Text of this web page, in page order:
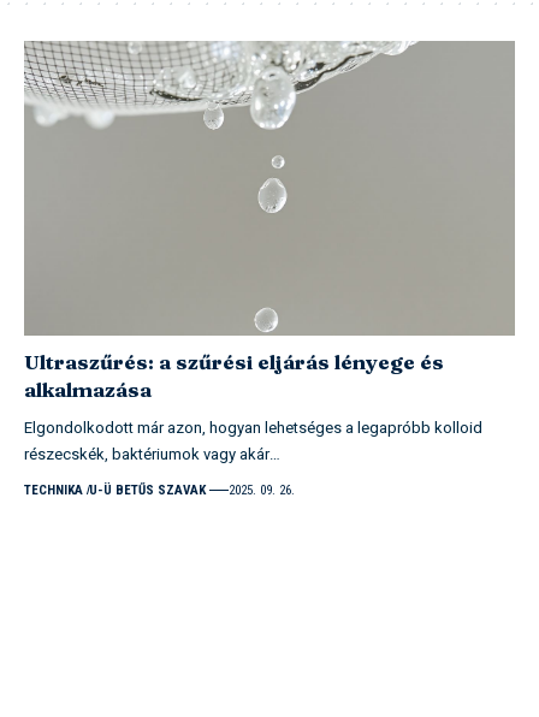
Ultraszűrés: a szűrési eljárás lényege és
alkalmazása
Elgondolkodott már azon, hogyan lehetséges a legapróbb kolloid
részecskék, baktériumok vagy akár…
TECHNIKA U-Ü BETŰS SZAVAK 2025. 09. 26.